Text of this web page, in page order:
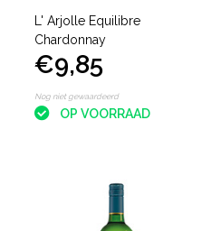
L' Arjolle Equilibre
Chardonnay
€9,85
Nog niet gewaardeerd
OP VOORRAAD